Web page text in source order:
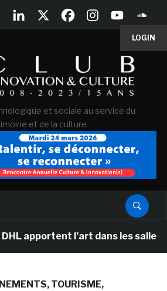
LOGIN
et sociale au service du
et de la culture
l’art dans les salles de
TOURISME